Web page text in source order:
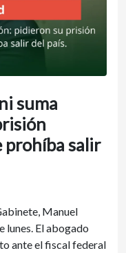
suma
prohíba salir
Manuel
lunes. El abogado
ante el fiscal federal